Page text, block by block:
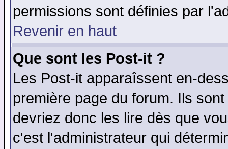
permissions sont définies par
Revenir en haut
Que sont les Post-it ?
Les Post-it apparaîssent en-
première page du forum. Ils
devriez donc les lire dès que
c'est l'administrateur qui